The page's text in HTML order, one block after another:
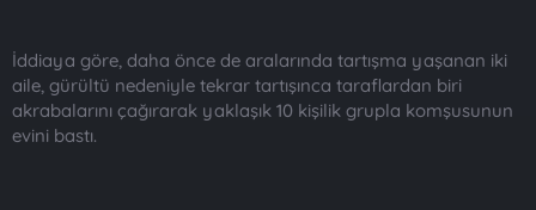
İddiaya göre, daha önce de aralarında tartışma yaşanan iki
aile, gürültü nedeniyle tekrar tartışınca taraflardan biri
akrabalarını çağırarak yaklaşık 10 kişilik grupla komşusunun
evini bastı.